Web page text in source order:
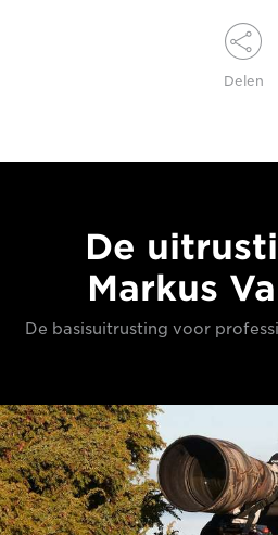
Delen
De
Markus
De basisuitrusting voor